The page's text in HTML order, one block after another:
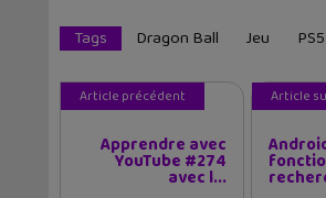
Tags Dragon Ball Jeu PS5
Article précédent
Apprendre avec
YouTube #274
avec l...
Article